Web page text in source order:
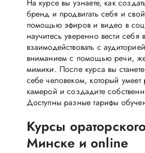
На курсе вы узнаете, как
бренд и продвигать себя и
помощью эфиров и видео в
научитесь уверенно вести себя
взаимодействовать с
вниманием с помощью речи,
мимики. После курса вы
себе человеком, который умеет
камерой и создадите
Доступны разные тарифы
Курсы
Минске и online